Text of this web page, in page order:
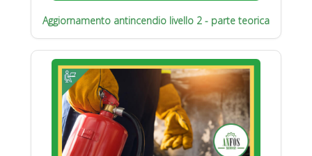
Aggiornamento antincendio livello 2 - parte teorica